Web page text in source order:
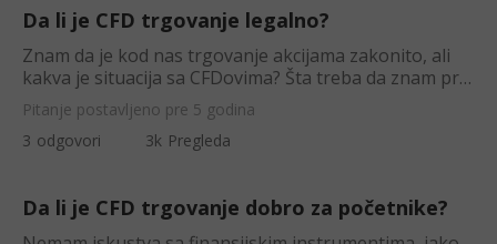
Da li je CFD trgovanje legalno?
Znam da je kod nas trgovanje akcijama zakonito, ali
kakva je situacija sa CFDovima? Šta treba da znam pre
nego što počnem?
Pitanje postavljeno pre 5 godina
3 odgovori 3k Pregleda
Da li je CFD trgovanje dobro za početnike?